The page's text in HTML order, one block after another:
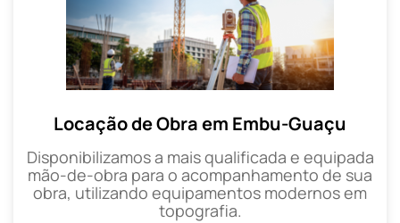
Locação de Obra em Embu-Guaçu
Disponibilizamos a mais qualificada e equipada
mão-de-obra para o acompanhamento de sua
obra, utilizando equipamentos modernos em
topografia.